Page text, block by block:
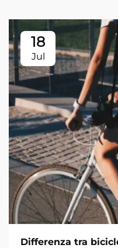
18
Jul
Differenza tra